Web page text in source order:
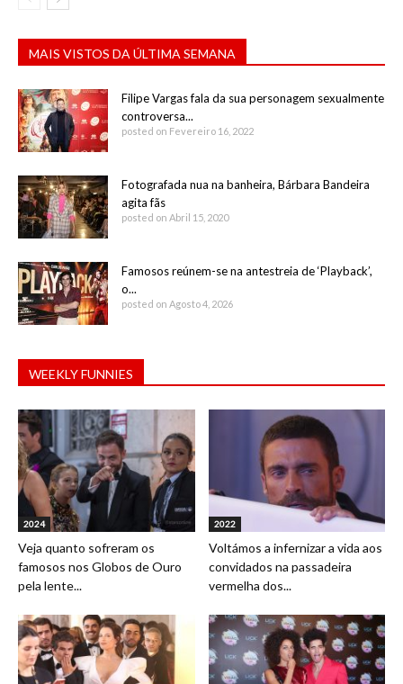
MAIS VISTOS DA ÚLTIMA SEMANA
Filipe Vargas fala da sua personagem sexualmente
controversa...
posted on Fevereiro 16, 2022
Fotografada nua na banheira, Bárbara Bandeira
agita fãs
posted on Abril 15, 2020
Famosos reúnem-se na antestreia de ‘Playback’,
o...
posted on Agosto 4, 2026
WEEKLY FUNNIES
2024
Veja quanto sofreram os
famosos nos Globos de Ouro
pela lente...
2022
Voltámos a infernizar a vida aos
convidados na passadeira
vermelha dos...